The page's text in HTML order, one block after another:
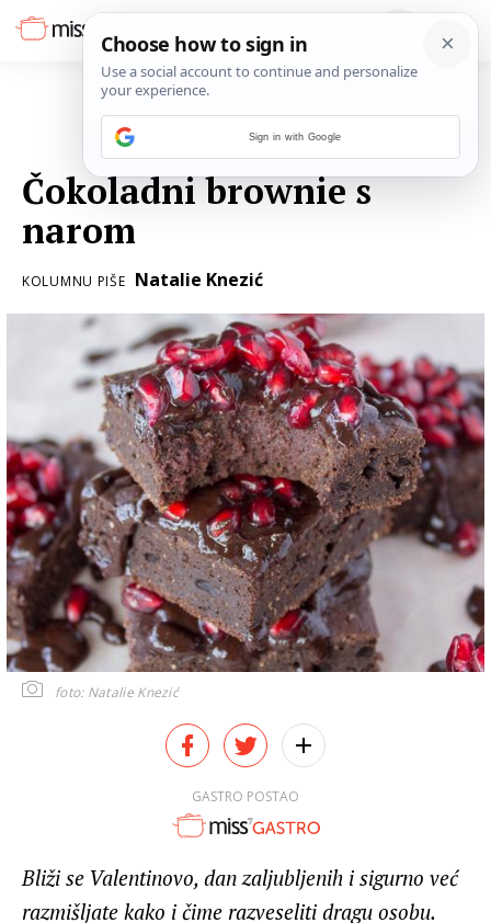
Čokoladni brownie s
narom
KOLUMNU PIŠE Natalie Knezić
foto: Natalie Knezić
GASTRO POSTAO
Bliži se Valentinovo, dan zaljubljenih i sigurno već
razmišljate kako i čime razveseliti dragu osobu.
Sign in with Google